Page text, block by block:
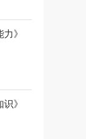
》
》